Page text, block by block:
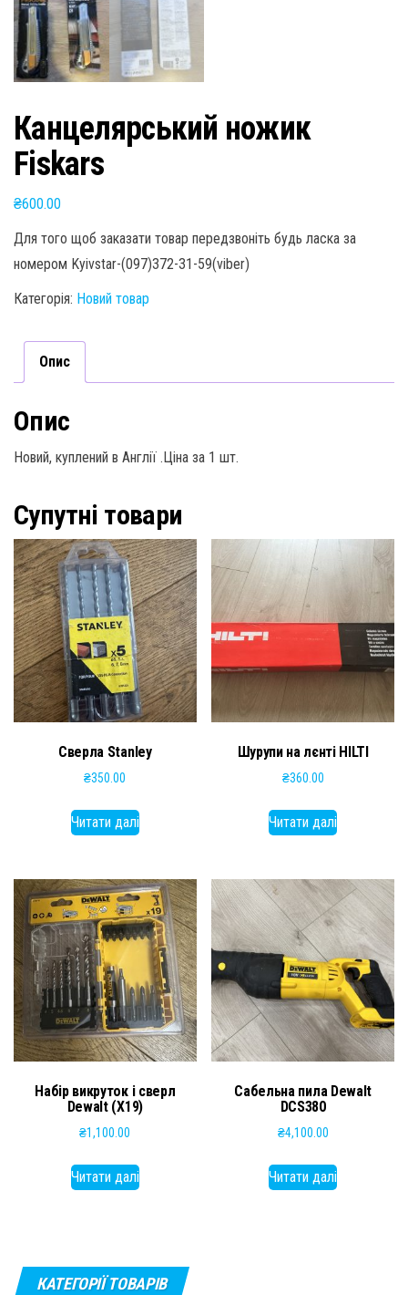
Канцелярський ножик
Fiskars
₴600.00
Для того щоб заказати товар передзвоніть будь ласка за
номером Kyivstar-(097)372-31-59(viber)
Категорія: Новий товар
Опис
Опис
Новий, куплений в Англії .Ціна за 1 шт.
Супутні товари
Сверла Stanley
₴350.00
Читати далі
Шурупи на лєнті HILTI
₴360.00
Читати далі
Набір викруток і сверл
Dewalt (X19)
₴1,100.00
Читати далі
Сабельна пила Dewalt
DCS380
₴4,100.00
Читати далі
КАТЕГОРІЇ ТОВАРІВ